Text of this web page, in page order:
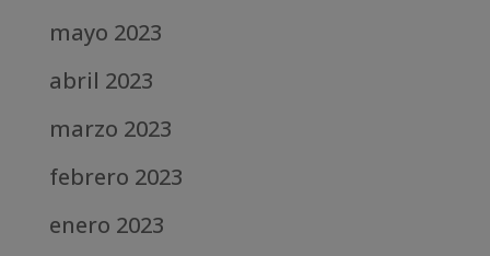
mayo 2023
abril 2023
marzo 2023
febrero 2023
enero 2023